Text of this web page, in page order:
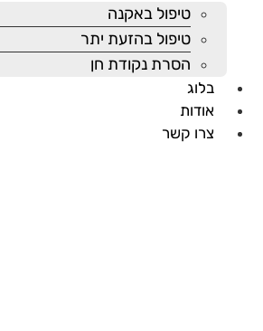
טיפול באקנה
טיפול בהזעת יתר
הסרת נקודת חן
בלוג
אודות
צרו קשר